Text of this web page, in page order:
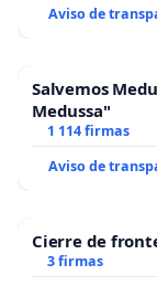
Aviso de
Salvemos
Medussa"
1 114 firmas
Aviso de
Cierre de
3 firmas